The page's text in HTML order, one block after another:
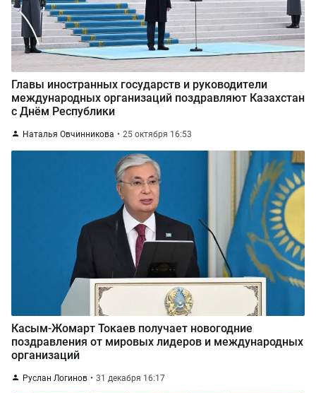
Главы иностранных государств и руководители
международных организаций поздравляют Казахстан
с Днём Республики
Наталья Овчинникова 25 октября 16:53
Касым-Жомарт Токаев получает новогодние
поздравления от мировых лидеров и международных
организаций
Руслан Логинов 31 декабря 16:17